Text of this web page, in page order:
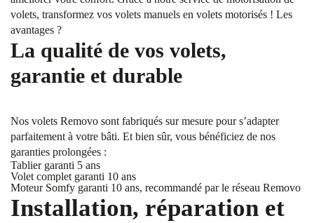
volets, transformez vos volets manuels en volets motorisés ! Les
avantages ?
La qualité de vos volets,
garantie et durable
Nos volets Removo sont fabriqués sur mesure pour s’adapter
parfaitement à votre bâti. Et bien sûr, vous bénéficiez de nos
garanties prolongées :
Tablier garanti 5 ans
Volet complet garanti 10 ans
Moteur Somfy garanti 10 ans, recommandé par le réseau Removo
Installation, réparation et